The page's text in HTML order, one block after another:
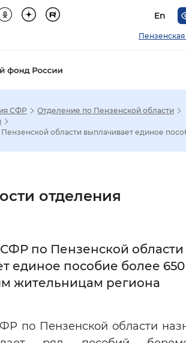
En
Пензенская
режима отображения
Увеличенный
С засечками
Интервал между буквами
СФР
Отделение по Пензенской области
области выплачивает единое
отделения
по Пензенской области
единое пособие более 650
жительницам региона
по Пензенской области